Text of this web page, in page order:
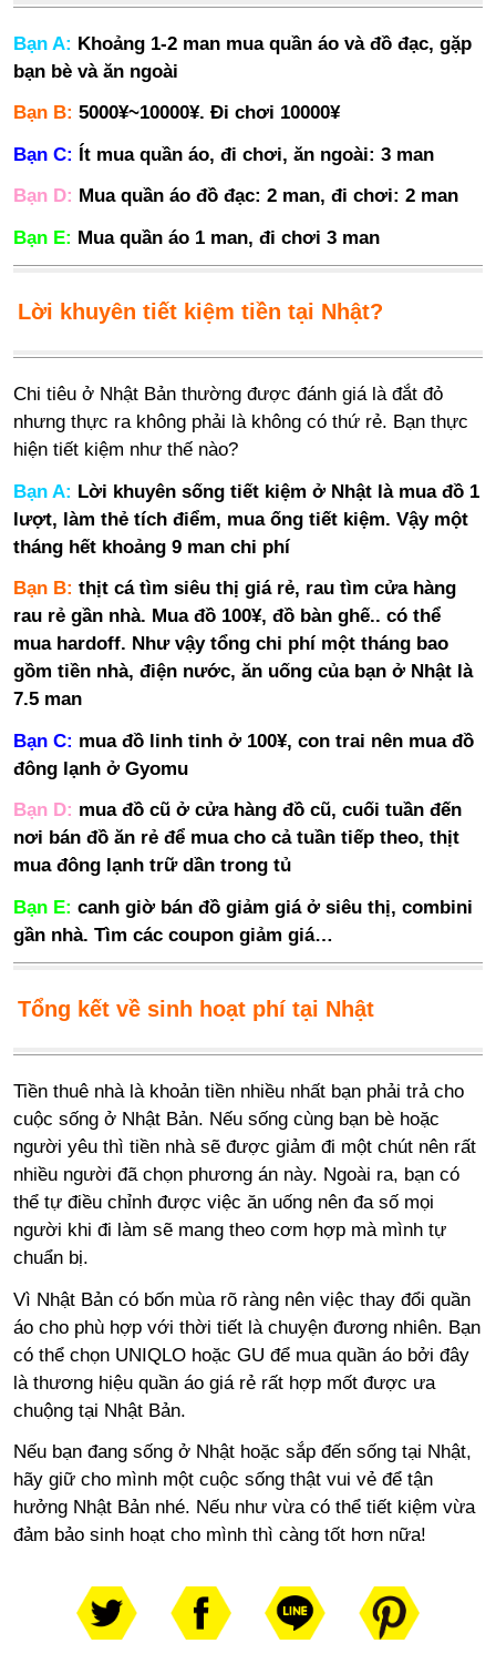
Bạn A: Khoảng 1-2 man mua quần áo và đồ đạc, gặp
bạn bè và ăn ngoài
Bạn B: 5000¥~10000¥. Đi chơi 10000¥
Bạn C: Ít mua quần áo, đi chơi, ăn ngoài: 3 man
Bạn D: Mua quần áo đồ đạc: 2 man, đi chơi: 2 man
Bạn E: Mua quần áo 1 man, đi chơi 3 man
Lời khuyên tiết kiệm tiền tại Nhật?
Chi tiêu ở Nhật Bản thường được đánh giá là đắt đỏ
nhưng thực ra không phải là không có thứ rẻ. Bạn thực
hiện tiết kiệm như thế nào?
Bạn A: Lời khuyên sống tiết kiệm ở Nhật là mua đồ 1
lượt, làm thẻ tích điểm, mua ống tiết kiệm. Vậy một
tháng hết khoảng 9 man chi phí
Bạn B: thịt cá tìm siêu thị giá rẻ, rau tìm cửa hàng
rau rẻ gần nhà. Mua đồ 100¥, đồ bàn ghế.. có thể
mua hardoff. Như vậy tổng chi phí một tháng bao
gồm tiền nhà, điện nước, ăn uống của bạn ở Nhật là
7.5 man
Bạn C: mua đồ linh tinh ở 100¥, con trai nên mua đồ
đông lạnh ở Gyomu
Bạn D: mua đồ cũ ở cửa hàng đồ cũ, cuối tuần đến
nơi bán đồ ăn rẻ để mua cho cả tuần tiếp theo, thịt
mua đông lạnh trữ dần trong tủ
Bạn E: canh giờ bán đồ giảm giá ở siêu thị, combini
gần nhà. Tìm các coupon giảm giá…
Tổng kết về sinh hoạt phí tại Nhật
Tiền thuê nhà là khoản tiền nhiều nhất bạn phải trả cho
cuộc sống ở Nhật Bản. Nếu sống cùng bạn bè hoặc
người yêu thì tiền nhà sẽ được giảm đi một chút nên rất
nhiều người đã chọn phương án này. Ngoài ra, bạn có
thể tự điều chỉnh được việc ăn uống nên đa số mọi
người khi đi làm sẽ mang theo cơm hợp mà mình tự
chuẩn bị.
Vì Nhật Bản có bốn mùa rõ ràng nên việc thay đổi quần
áo cho phù hợp với thời tiết là chuyện đương nhiên. Bạn
có thể chọn UNIQLO hoặc GU để mua quần áo bởi đây
là thương hiệu quần áo giá rẻ rất hợp mốt được ưa
chuộng tại Nhật Bản.
Nếu bạn đang sống ở Nhật hoặc sắp đến sống tại Nhật,
hãy giữ cho mình một cuộc sống thật vui vẻ để tận
hưởng Nhật Bản nhé. Nếu như vừa có thể tiết kiệm vừa
đảm bảo sinh hoạt cho mình thì càng tốt hơn nữa!